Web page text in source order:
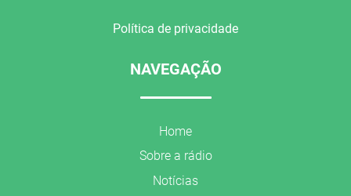
Política de privacidade
NAVEGAÇÃO
Home
Sobre a rádio
Notícias